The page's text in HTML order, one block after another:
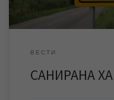
ВЕСТИ
САНИРАНА